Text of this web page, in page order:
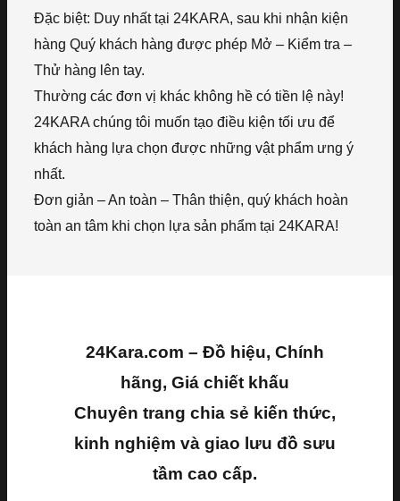
Đặc biệt: Duy nhất tại 24KARA, sau khi nhận kiện
hàng Quý khách hàng được phép Mở – Kiểm tra –
Thử hàng lên tay.
Thường các đơn vị khác không hề có tiền lệ này!
24KARA chúng tôi muốn tạo điều kiện tối ưu để
khách hàng lựa chọn được những vật phẩm ưng ý
nhất.
Đơn giản – An toàn – Thân thiện, quý khách hoàn
toàn an tâm khi chọn lựa sản phẩm tại 24KARA!
24Kara.com – Đồ hiệu, Chính
hãng, Giá chiết khấu
Chuyên trang chia sẻ kiến thức,
kinh nghiệm và giao lưu đồ sưu
tầm cao cấp.